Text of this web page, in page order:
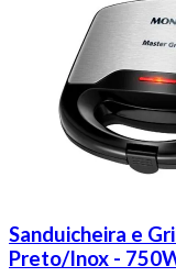
Sanduicheira e
Preto/Inox -